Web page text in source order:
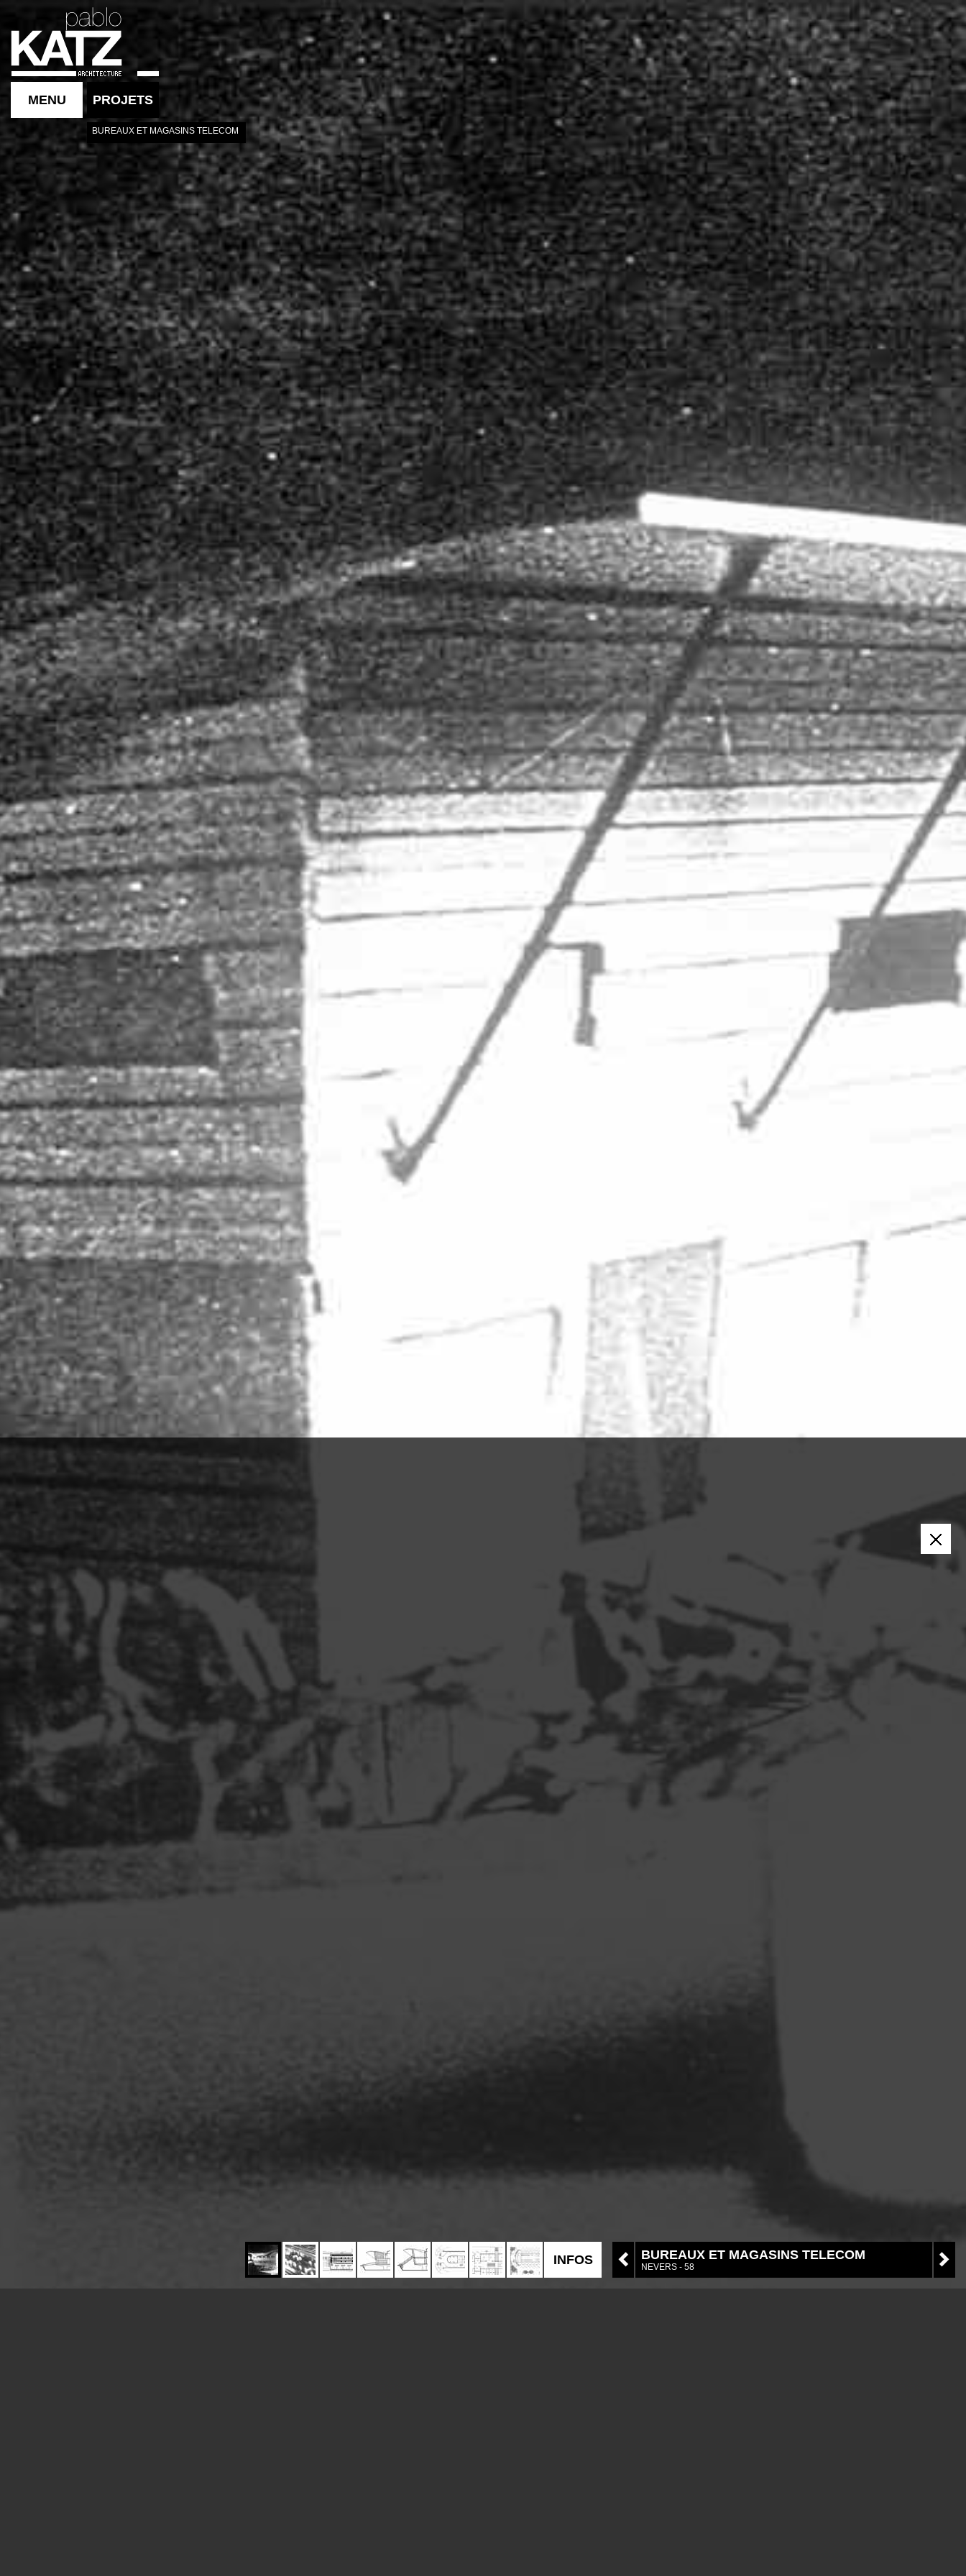
MENU PROJETS
BUREAUX ET MAGASINS TELECOM
INFOS BUREAUX ET MAGASINS TELECOM
NEVERS - 58